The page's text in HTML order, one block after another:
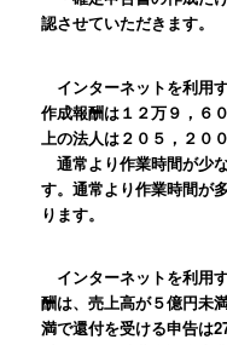
認させていただきます。
インターネットを利用
作成報酬は１２万９，６
上の法人は２０５，２０
通常より作業時間が少
す。通常より作業時間が
ります。
インターネットを利用
酬は、売上高が５億円未
満で還付を受ける申告は